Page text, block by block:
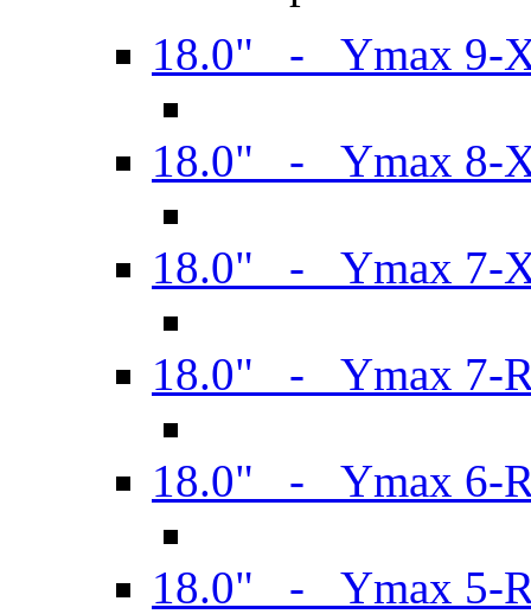
18.0" - Ymax 9-
18.0" - Ymax 8-
18.0" - Ymax 7-
18.0" - Ymax 7-
18.0" - Ymax 6-
18.0" - Ymax 5-